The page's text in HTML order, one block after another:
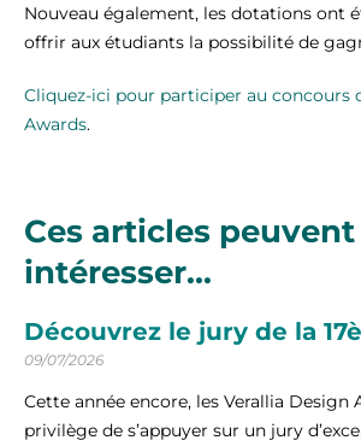
Nouveau également, les dotations ont
offrir aux étudiants la possibilité de
Cliquez-ici pour participer au concours
Awards.
Ces articles
intéresser...
Découvrez le jury de la
09/07/2026
Cette année encore, les Verallia Design
privilège de s’appuyer sur un jury